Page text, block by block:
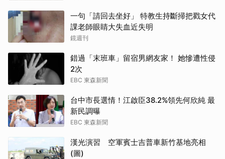
一句「請回去坐好」 特教生持斷掃把戳女代
課老師眼睛大失血近失明
鏡週刊
錯過「末班車」留宿男網友家！ 她慘遭性侵
2次
EBC 東森新聞
台中市長選情！江啟臣38.2%領先何欣純 最
新民調曝
EBC 東森新聞
漢光演習 空軍賓士吉普車新竹基地亮相
(圖)